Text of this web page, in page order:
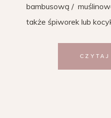
bambusową /
także śpiworek lub
CZYTAJ